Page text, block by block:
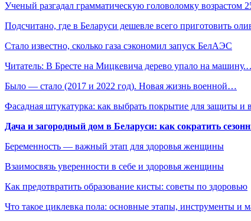
Ученый разгадал грамматическую головоломку возрастом
Подсчитано, где в Беларуси дешевле всего приготовить
Стало известно, сколько газа сэкономил запуск БелАЭС
Читатель: В Бресте на Мицкевича дерево упало на
Было — стало (2017 и 2022 год). Новая жизнь военной…
Фасадная штукатурка: как выбрать покрытие для защиты и
Дача и загородный дом в Беларуси: как сократить
Беременность — важный этап для здоровья женщины
Взаимосвязь уверенности в себе и здоровья женщины
Как предотвратить образование кисты: советы по здоровью
Что такое циклевка пола: основные этапы, инструменты и